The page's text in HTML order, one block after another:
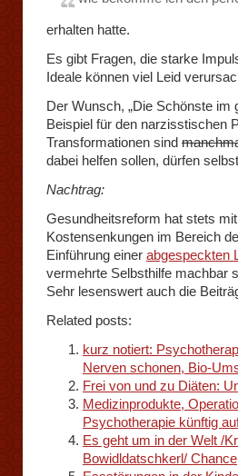
erhalten hatte.
Es gibt Fragen, die starke
Ideale können viel Leid
Der Wunsch, „Die Schönste im
Beispiel für den narzisstischen
Transformationen sind
dabei helfen sollen, dürfen
Nachtrag:
Gesundheitsreform hat stets
Kostensenkungen im Bereich
Einführung einer abgespeckten
vermehrte Selbsthilfe machbar
Sehr lesenswert auch die
Related posts:
kurz notiert:
Nerven schonen, Bio-
Frei von und zu Diäten:
Medizinprodukte,
Psychotherapie künftig
Es geht um in der Welt /
Bowidldatschkerl/